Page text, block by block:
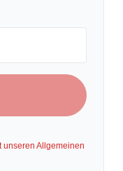
unseren Allgemeinen